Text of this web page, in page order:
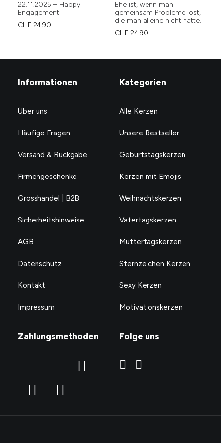
22.11.2025 – Happy
Engagement
CHF 24.90
Ehe ist, wenn man
gemeinsam Probleme löst,
die man alleine nicht hätte.
CHF 24.90
Informationen
Über uns
Häufige Fragen
Versand & Rückgabe
Firmengeschenke
Grosshandel | B2B
Sicherheitshinweise
AGB
Datenschutz
Kontakt
Impressum
Kategorien
Alle Kerzen
Unsere Bestseller
Geburtstagskerzen
Kerzen mit Emojis
Weihnachtskerzen
Vatertagskerzen
Muttertagskerzen
Sternzeichen Kerzen
Sexy Kerzen
Motivationskerzen
Zahlungsmethoden Folge uns